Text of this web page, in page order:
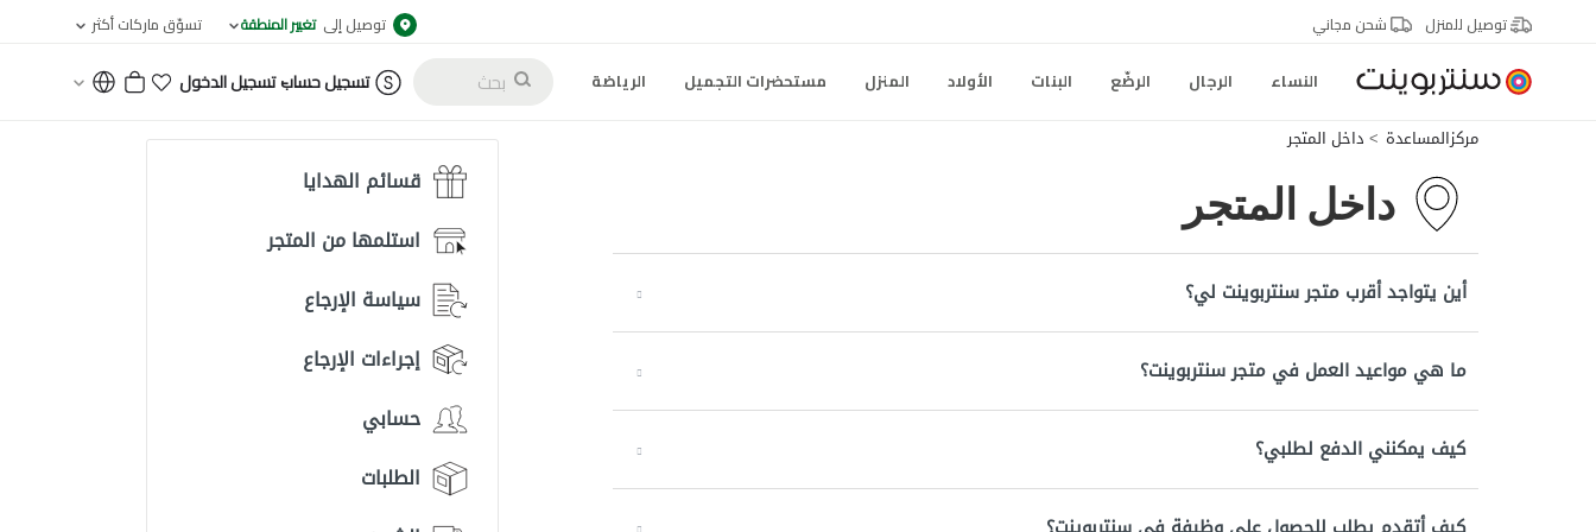
توصيل للمنزل شحن مجاني توصيل إلى تغيير المنطقة تسوّق ماركات أكثر
النساء الرجال الرضّع البنات الأولاد المنزل مستحضرات التجميل الرياضة تسجيل حساب
-تسجيل الدخول
مركزالمساعدة داخل المتجر
داخل المتجر
أين يتواجد أقرب متجر سنتربوينت لي؟
ما هي مواعيد العمل في متجر سنتربوينت؟
كيف يمكنني الدفع لطلبي؟
قسائم الهدايا
استلمها من المتجر
سياسة الإرجاع
إجراءات الإرجاع
حسابي
الطلبات